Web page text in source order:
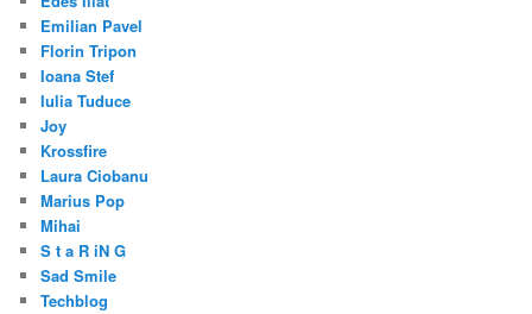
Emilian Pavel
Florin Tripon
Ioana Stef
Iulia Tuduce
Joy
Krossfire
Laura Ciobanu
Marius Pop
Mihai
S t a R iN G
Sad Smile
Techblog